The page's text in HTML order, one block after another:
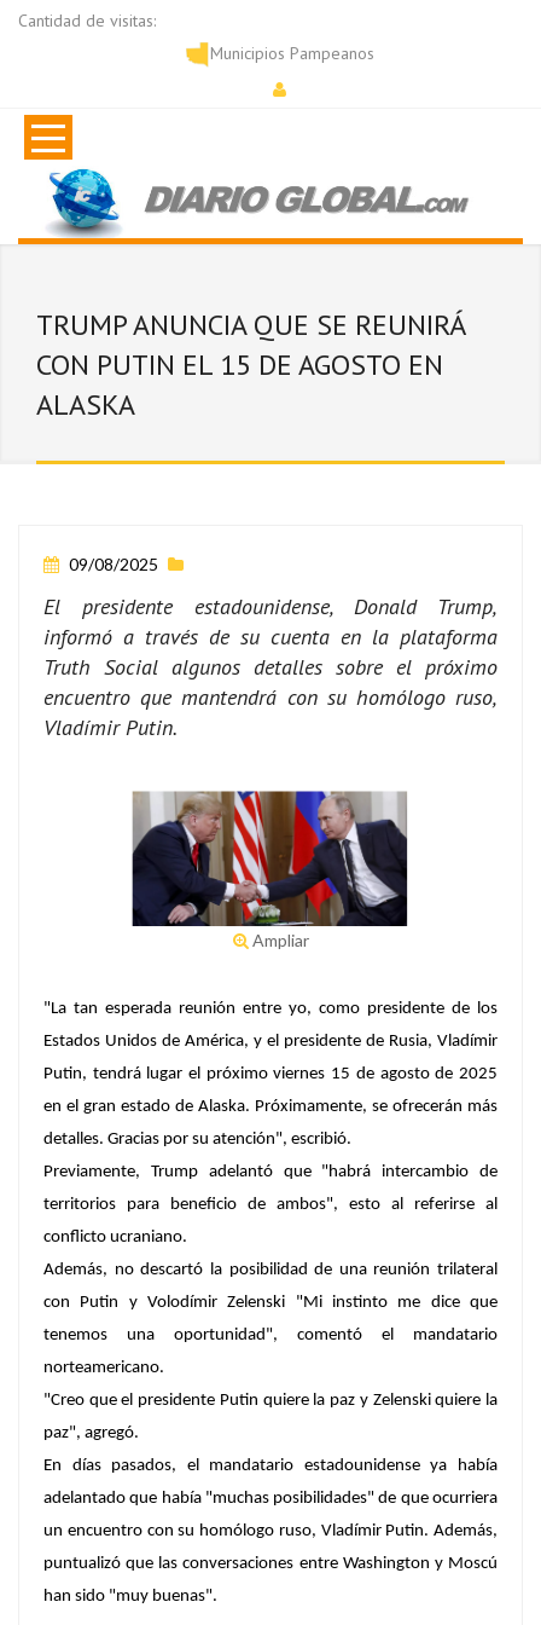
Cantidad de visitas:
Municipios Pampeanos
TRUMP ANUNCIA QUE SE REUNIRÁ
CON PUTIN EL 15 DE AGOSTO EN
ALASKA
09/08/2025
El presidente estadounidense, Donald Trump,
informó a través de su cuenta en la plataforma
Truth Social algunos detalles sobre el próximo
encuentro que mantendrá con su homólogo ruso,
Vladímir Putin.
Ampliar
"La tan esperada reunión entre yo, como presidente de los
Estados Unidos de América, y el presidente de Rusia, Vladímir
Putin, tendrá lugar el próximo viernes 15 de agosto de 2025
en el gran estado de Alaska. Próximamente, se ofrecerán más
detalles. Gracias por su atención", escribió.
Previamente, Trump adelantó que "habrá intercambio de
territorios para beneficio de ambos", esto al referirse al
conflicto ucraniano.
Además, no descartó la posibilidad de una reunión trilateral
con Putin y Volodímir Zelenski "Mi instinto me dice que
tenemos una oportunidad", comentó el mandatario
norteamericano.
"Creo que el presidente Putin quiere la paz y Zelenski quiere la
paz", agregó.
En días pasados, el mandatario estadounidense ya había
adelantado que había "muchas posibilidades" de que ocurriera
un encuentro con su homólogo ruso, Vladímir Putin. Además,
puntualizó que las conversaciones entre Washington y Moscú
han sido "muy buenas".